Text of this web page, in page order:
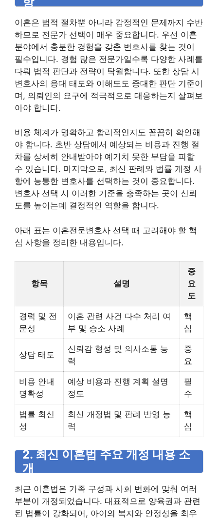
이혼은 법적 절차뿐 아니라 감정적인 문제까지 수반
하므로 전문가 선택이 매우 중요합니다. 우선 이혼
분야에서 충분한 경험을 갖춘 변호사를 찾는 것이
필수입니다. 경험 많은 전문가일수록 다양한 사례를
다뤄 법적 판단과 전략이 탁월합니다. 또한 상담 시
변호사의 응대 태도와 이해도도 중대한 판단 기준이
며, 의뢰인의 요구에 적극적으로 대응하는지 살펴보
아야 합니다.
비용 체계가 명확하고 합리적인지도 꼼꼼히 확인해
야 합니다. 초반 상담에서 예상되는 비용과 진행 절
차를 상세히 안내받아야 예기치 못한 부담을 피할
수 있습니다. 마지막으로, 최신 판례와 법률 개정 사
항에 능통한 변호사를 선택하는 것이 중요합니다.
변호사 선택 시 이러한 기준을 충족하는 곳이 신뢰
도를 높이는데 결정적인 역할을 합니다.
아래 표는 이혼전문변호사 선택 때 고려해야 할 핵
심 사항을 정리한 내용입니다.
항목 설명
중
요
도
경력 및 전
문성
이혼 관련 사건 다수 처리 여
부 및 승소 사례
핵
심
상담 태도
신뢰감 형성 및 의사소통 능
력
중
요
비용 안내
명확성
예상 비용과 진행 계획 설명
정도
필
수
법률 최신
성
최신 개정법 및 판례 반영 능
력
핵
심
2. 최신 이혼법 주요 개정 내용 소
개
최근 이혼법은 가족 구성과 사회 변화에 맞춰 여러
부분이 개정되었습니다. 대표적으로 양육권과 관련
된 법률이 강화되어, 아이의 복지와 안정성을 최우